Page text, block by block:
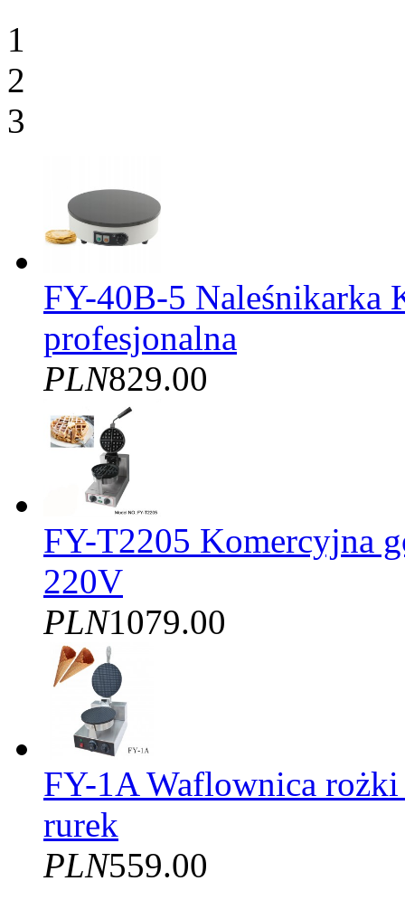
1
2
3
FY-40B-5 Naleśnikarka
profesjonalna
PLN829.00
FY-T2205 Komercyjna
220V
PLN1079.00
FY-1A Waflownica
rurek
PLN559.00